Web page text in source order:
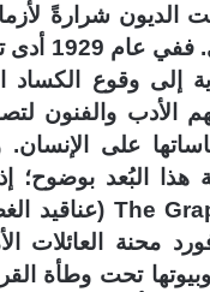
الديون شرارةً
واقتصادية
إلى وقوع الكساد
الأدب والفنون
على
هذا البُعد بوضوح؛
محنة العائلات
تحت وطأة